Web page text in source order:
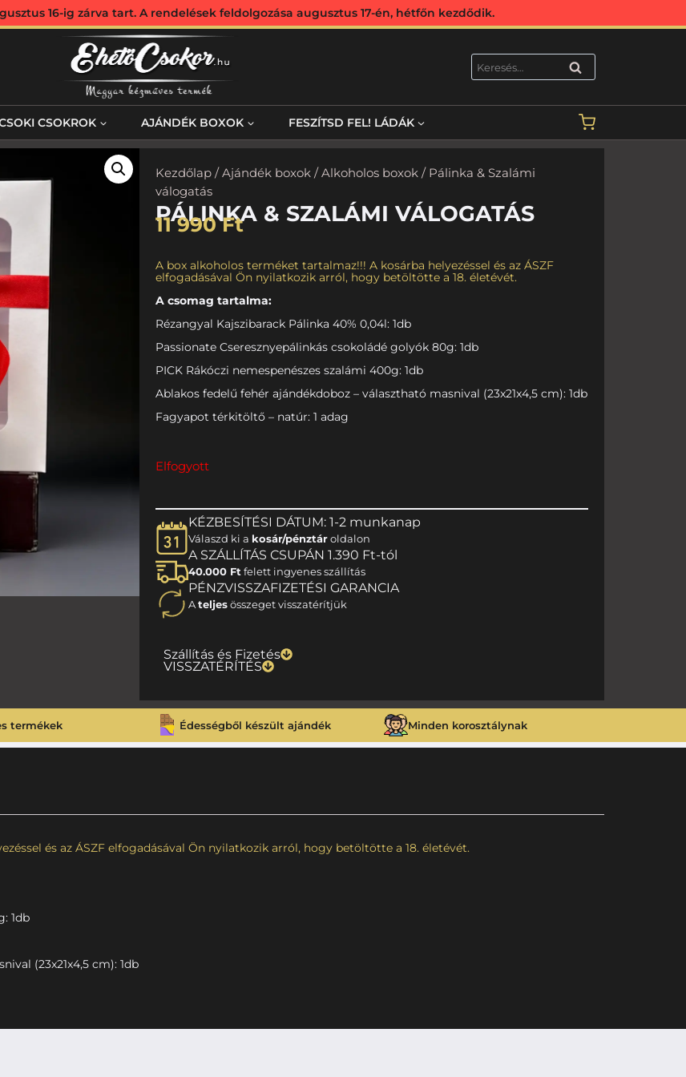
16-ig zárva tart. A rendelések feldolgozása augusztus 17-én, hétfőn kezdődik.
KERESÉS
CSOKROK AJÁNDÉK BOXOK FESZÍTSD FEL! LÁDÁK
Kezdőlap/Ajándék boxok/Alkoholos boxok/ Pálinka & Szalámi
válogatás
PÁLINKA & SZALÁMI VÁLOGATÁS
11 990Ft
A box alkoholos terméket tartalmaz!!! A kosárba helyezéssel és az ÁSZF
elfogadásával Ön nyilatkozik arról, hogy betöltötte a 18. életévét.
A csomag tartalma:
Rézangyal Kajszibarack Pálinka 40% 0,04l: 1db
Passionate Cseresznyepálinkás csokoládé golyók 80g: 1db
PICK Rákóczi nemespenészes szalámi 400g: 1db
Ablakos fedelű fehér ajándékdoboz – választható masnival (23x21x4,5 cm): 1db
Fagyapot térkitöltő – natúr: 1 adag
Elfogyott
KÉZBESÍTÉSI DÁTUM: 1-2 munkanap
Válaszd ki a kosár/pénztároldalon
A SZÁLLÍTÁS CSUPÁN 1.390 Ft-tól
40.000 Ft felett ingyenes szállítás
PÉNZVISSZAFIZETÉSI GARANCIA
Ateljesösszeget visszatérítjük
Szállítás és Fizetés
VISSZATÉRÍTÉS
termékek Édességből készült ajándék Minden korosztálynak
és az ÁSZF elfogadásával Ön nyilatkozik arról, hogy betöltötte a 18. életévét.
1db
(23x21x4,5 cm): 1db